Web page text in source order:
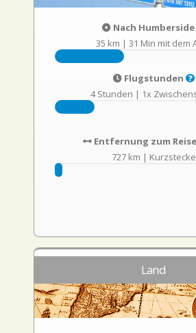
Nach Humberside
35 km | 31 Min mit dem
Flugstunden
4 Stunden | 1x
Entfernung zum
727 km | Kurzstecke
Land